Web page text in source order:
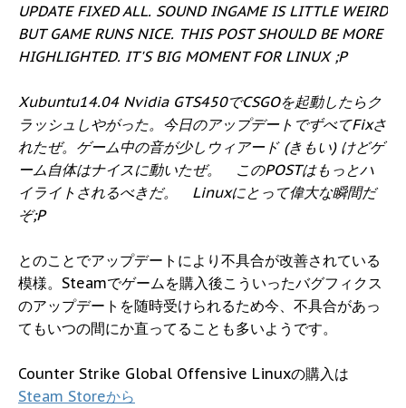
UPDATE FIXED ALL. SOUND INGAME IS LITTLE WEIRD
BUT GAME RUNS NICE. THIS POST SHOULD BE MORE
HIGHLIGHTED. IT'S BIG MOMENT FOR LINUX ;P
Xubuntu14.04 Nvidia GTS450でCSGOを起動したらク
ラッシュしやがった。今日のアップデートでずべてFixさ
れたぜ。ゲーム中の音が少しウィアード (きもい) けどゲ
ーム自体はナイスに動いたぜ。 このPOSTはもっとハ
イライトされるべきだ。 Linuxにとって偉大な瞬間だ
ぞ;P
とのことでアップデートにより不具合が改善されている
模様。Steamでゲームを購入後こういったバグフィクス
のアップデートを随時受けられるため今、不具合があっ
てもいつの間にか直ってることも多いようです。
Counter Strike Global Offensive Linuxの購入は
Steam Storeから